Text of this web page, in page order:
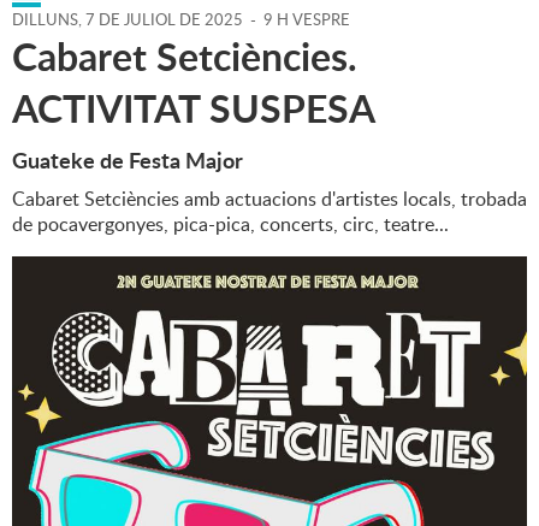
DILLUNS,7 DE JULIOL DE 2025 - 9 H VESPRE
Cabaret Setciències.
ACTIVITAT SUSPESA
Guateke de Festa Major
Cabaret Setciències amb actuacions d'artistes locals, trobada
de pocavergonyes, pica-pica, concerts, circ, teatre...